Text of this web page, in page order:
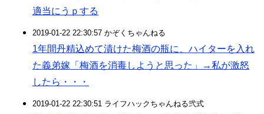
適当にうｐする
2019-01-22 22:30:57 かぞくちゃんねる
1年間丹精込めて漬けた梅酒の瓶に、ハイターを入れ
た義弟嫁「梅酒を消毒しようと思った」→私が激怒
したら・・・
2019-01-22 22:30:51 ライフハックちゃんねる弐式